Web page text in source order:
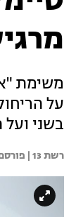
משימת
על
בשני ועל
רשת 13 |